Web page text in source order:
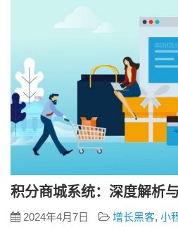
积分商城系统：深度解析
2024年4月7日 增长黑客, 小